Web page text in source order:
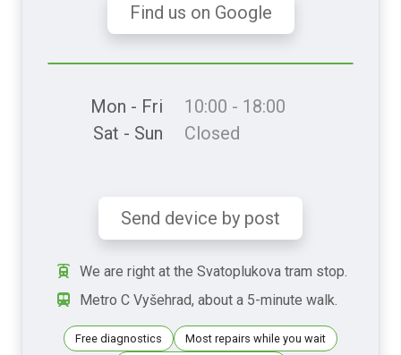
Find us on Google
Mon - Fri
10:00 - 18:00
Sat - Sun
Closed
Send device by post
We are right at the Svatoplukova tram stop.
Metro C Vyšehrad, about a 5-minute walk.
Free diagnostics
Most repairs while you wait